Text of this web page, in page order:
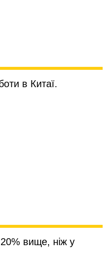
в Китаї.
вище, ніж у